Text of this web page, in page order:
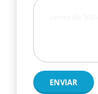
ENVIAR